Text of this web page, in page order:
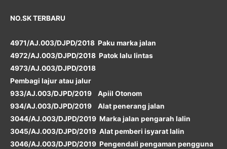
NO.SK TERBARU
4971/AJ.003/DJPD/2018 Paku marka jalan
4972/AJ.003/DJPD/2018 Patok lalu lintas
4973/AJ.003/DJPD/2018
Pembagi lajur atau jalur
933/AJ.003/DJPD/2019 Apiil Otonom
934/AJ.003/DJPD/2019 Alat penerang jalan
3044/AJ.003/DJPD/2019 Marka jalan pengarah lalin
3045/AJ.003/DJPD/2019 Alat pemberi isyarat lalin
3046/AJ.003/DJPD/2019 Pengendali pengaman pengguna